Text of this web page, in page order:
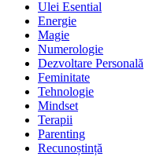
Ulei Esential
Energie
Magie
Numerologie
Dezvoltare Personală
Feminitate
Tehnologie
Mindset
Terapii
Parenting
Recunoștință